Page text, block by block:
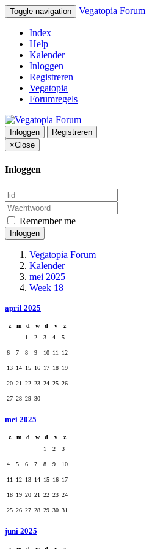
Toggle navigation Vegatopia Forum
Index
Help
Kalender
Inloggen
Registreren
Vegatopia
Forumregels
Inloggen
Registreren
×Close
Inloggen
Remember me
Inloggen
Vegatopia Forum
Kalender
mei 2025
Week 18
april 2025
z m d w d v
z
1
2 3 4 5
6 7 8 9 10 11 12
13 14 15 16 17 18 19
20 21 22 23 24 25 26
27 28 29 30
mei 2025
z m d w d v
z
1
2 3
4 5 6 7 8 9 10
11 12 13 14 15 16 17
18 19 20 21 22 23 24
25 26 27 28 29 30 31
juni 2025